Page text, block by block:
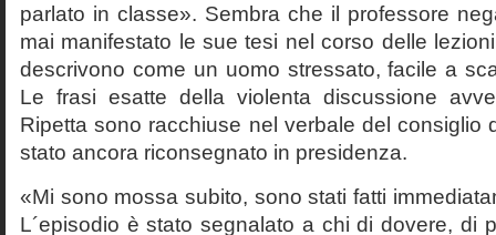
parlato in classe». Sembra che il professore
mai manifestato le sue tesi nel corso delle
descrivono come un uomo stressato, facile a
Le frasi esatte della violenta discussione
Ripetta sono racchiuse nel verbale del consiglio
stato ancora riconsegnato in presidenza.
«Mi sono mossa subito, sono stati fatti
L´episodio è stato segnalato a chi di dovere, di